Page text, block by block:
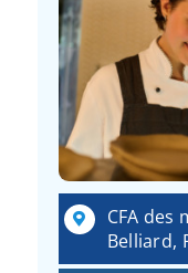
CFA
Belliard,